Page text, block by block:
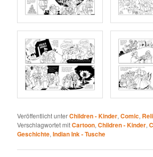
Veröffentlicht unterChildren - Kinder,Comic,
Verschlagwortet mitCartoon,Children - Kinder,
Geschichte,Indian Ink - Tusche